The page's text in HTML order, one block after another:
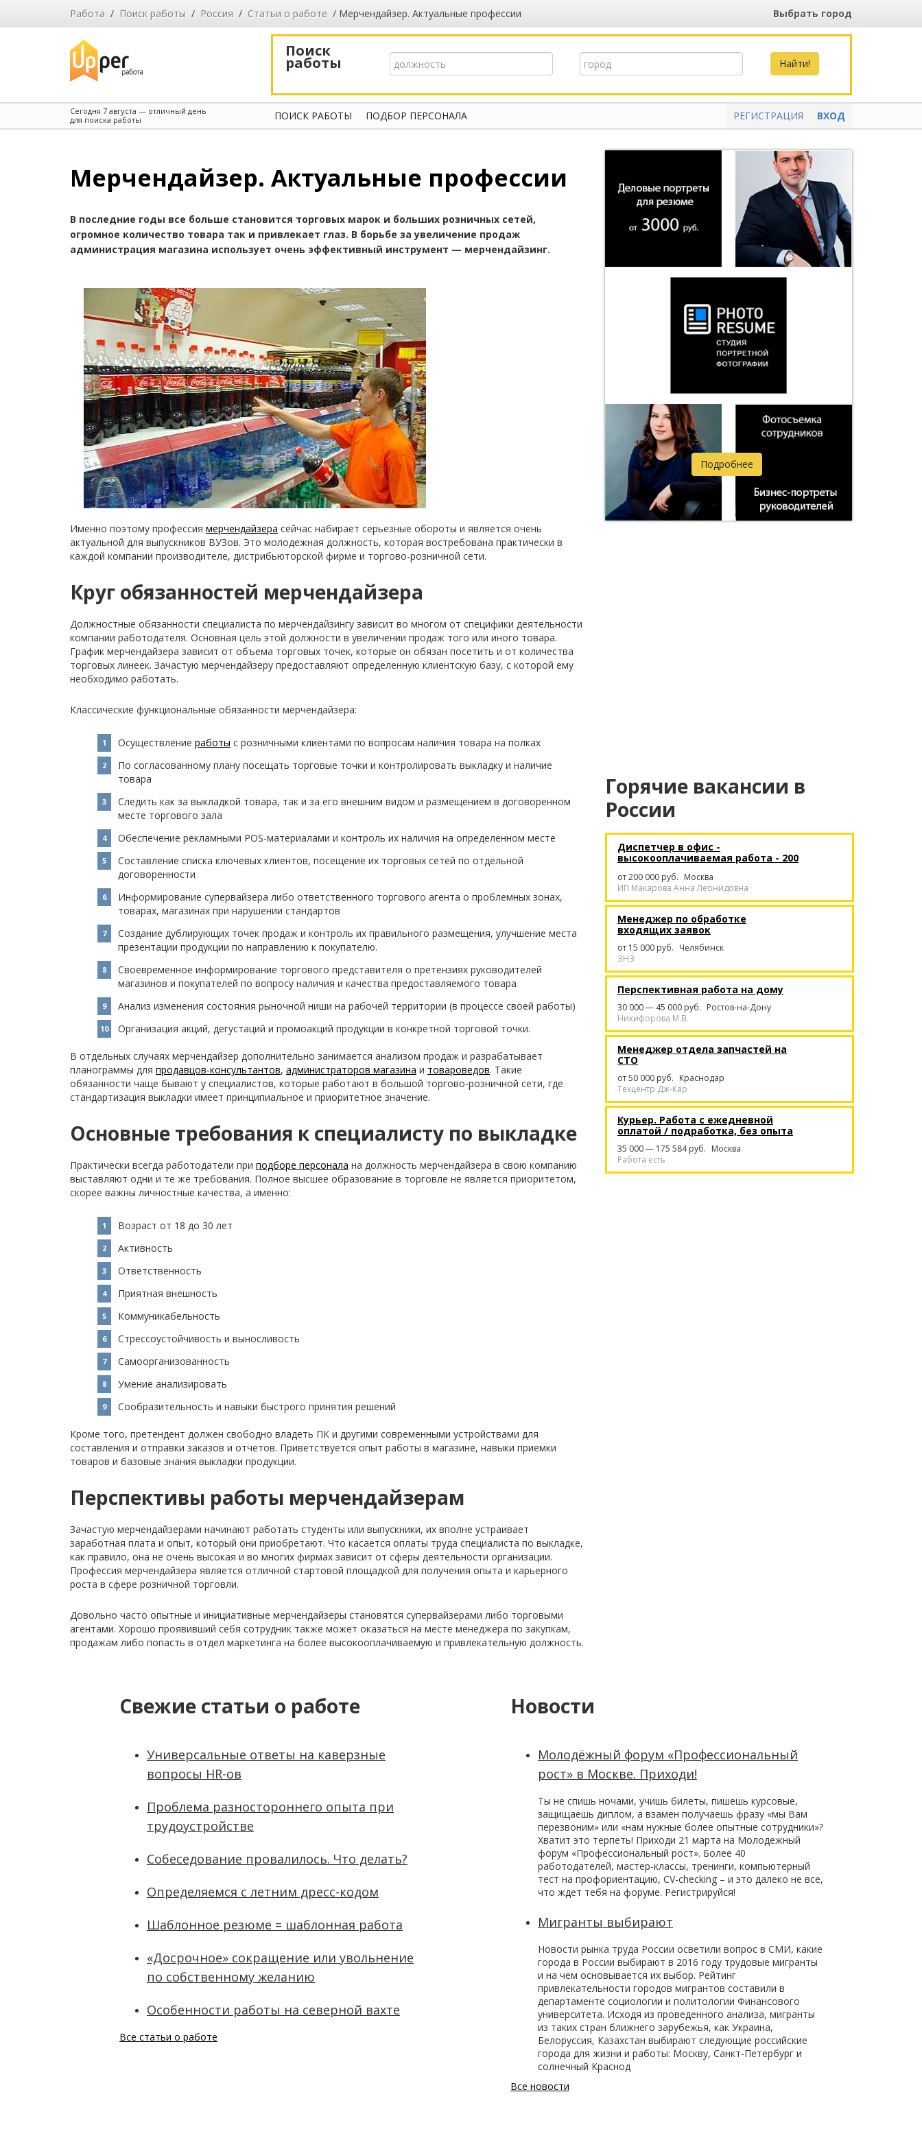
Выбрать город
Работа / Поиск работы / Россия / Cтатьи о работе / Мерчендайзер. Актуальные профессии
Поиск
работы
Сегодня 7 августа — отличный день
для поиска работы
ПОИСК РАБОТЫ ПОДБОР ПЕРСОНАЛА ВХОД
РЕГИСТРАЦИЯ
Мерчендайзер. Актуальные профессии
В последние годы все больше становится торговых марок и больших розничных сетей,
огромное количество товара так и привлекает глаз. В борьбе за увеличение продаж
администрация магазина использует очень эффективный инструмент — мерчендайзинг.
Именно поэтому профессия мерчендайзера сейчас набирает серьезные обороты и является очень
актуальной для выпускников ВУЗов. Это молодежная должность, которая востребована практически в
каждой компании производителе, дистрибьюторской фирме и торгово-розничной сети.
Круг обязанностей мерчендайзера
Должностные обязанности специалиста по мерчендайзингу зависит во многом от специфики деятельности
компании работодателя. Основная цель этой должности в увеличении продаж того или иного товара.
График мерчендайзера зависит от объема торговых точек, которые он обязан посетить и от количества
торговых линеек. Зачастую мерчендайзеру предоставляют определенную клиентскую базу, с которой ему
необходимо работать.
Классические функциональные обязанности мерчендайзера:
Осуществление работы с розничными клиентами по вопросам наличия товара на полках
По согласованному плану посещать торговые точки и контролировать выкладку и наличие
товара
Следить как за выкладкой товара, так и за его внешним видом и размещением в договоренном
месте торгового зала
Обеспечение рекламными POS-материалами и контроль их наличия на определенном месте
Составление списка ключевых клиентов, посещение их торговых сетей по отдельной
договоренности
Информирование супервайзера либо ответственного торгового агента о проблемных зонах,
товарах, магазинах при нарушении стандартов
Создание дублирующих точек продаж и контроль их правильного размещения, улучшение места
презентации продукции по направлению к покупателю.
Своевременное информирование торгового представителя о претензиях руководителей
магазинов и покупателей по вопросу наличия и качества предоставляемого товара
Анализ изменения состояния рыночной ниши на рабочей территории (в процессе своей работы)
Организация акций, дегустаций и промоакций продукции в конкретной торговой точки.
В отдельных случаях мерчендайзер дополнительно занимается анализом продаж и разрабатывает
планограммы для продавцов-консультантов, администраторов магазина и товароведов. Такие
обязанности чаще бывают у специалистов, которые работают в большой торгово-розничной сети, где
стандартизация выкладки имеет принципиальное и приоритетное значение.
Основные требования к специалисту по выкладке
Практически всегда работодатели при подборе персонала на должность мерчендайзера в свою компанию
выставляют одни и те же требования. Полное высшее образование в торговле не является приоритетом,
скорее важны личностные качества, а именно:
Возраст от 18 до 30 лет
Активность
Ответственность
Приятная внешность
Коммуникабельность
Стрессоустойчивость и выносливость
Самоорганизованность
Умение анализировать
Сообразительность и навыки быстрого принятия решений
Кроме того, претендент должен свободно владеть ПК и другими современными устройствами для
составления и отправки заказов и отчетов. Приветствуется опыт работы в магазине, навыки приемки
товаров и базовые знания выкладки продукции.
Перспективы работы мерчендайзерам
Зачастую мерчендайзерами начинают работать студенты или выпускники, их вполне устраивает
заработная плата и опыт, который они приобретают. Что касается оплаты труда специалиста по выкладке,
как правило, она не очень высокая и во многих фирмах зависит от сферы деятельности организации.
Профессия мерчендайзера является отличной стартовой площадкой для получения опыта и карьерного
роста в сфере розничной торговли.
Довольно часто опытные и инициативные мерчендайзеры становятся супервайзерами либо торговыми
агентами. Хорошо проявивший себя сотрудник также может оказаться на месте менеджера по закупкам,
продажам либо попасть в отдел маркетинга на более высокооплачиваемую и привлекательную должность.
Свежие статьи о работе
Универсальные ответы на каверзные
вопросы HR-ов
Проблема разностороннего опыта при
трудоустройстве
Собеседование провалилось. Что делать?
Определяемся с летним дресс-кодом
Шаблонное резюме = шаблонная работа
«Досрочное» сокращение или увольнение
по собственному желанию
Особенности работы на северной вахте
Все статьи о работе
Новости
Молодёжный форум «Профессиональный
рост» в Москве. Приходи!
Ты не спишь ночами, учишь билеты, пишешь курсовые,
защищаешь диплом, а взамен получаешь фразу «мы Вам
перезвоним» или «нам нужные более опытные сотрудники»?
Хватит это терпеть! Приходи 21 марта на Молодежный
форум «Профессиональный рост». Более 40
работодателей, мастер-классы, тренинги, компьютерный
тест на профориентацию, CV-checking – и это далеко не все,
что ждет тебя на форуме. Регистрируйся!
Мигранты выбирают
Новости рынка труда России осветили вопрос в СМИ, какие
города в России выбирают в 2016 году трудовые мигранты
и на чем основывается их выбор. Рейтинг
привлекательности городов мигрантов составили в
департаменте социологии и политологии Финансового
университета. Исходя из проведенного анализа, мигранты
из таких стран ближнего зарубежья, как Украина,
Белоруссия, Казахстан выбирают следующие российские
города для жизни и работы: Москву, Санкт-Петербург и
солнечный Краснод
Все новости
Подробнее
Горячие вакансии в
России
Диспетчер в офис -
высокооплачиваемая работа - 200
от 200 000 руб. Москва
ИП Макарова Анна Леонидовна
Менеджер по обработке
входящих заявок
от 15 000 руб. Челябинск
ЗНЗ
Перспективная работа на дому
30 000 — 45 000 руб. Ростов-на-Дону
Никифорова М.В.
Менеджер отдела запчастей на
СТО
от 50 000 руб. Краснодар
Техцентр Дж-Кар
Курьер. Работа с ежедневной
оплатой / подработка, без опыта
35 000 — 175 584 руб. Москва
Работа есть